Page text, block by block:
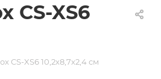
CS-XS6
XS6 10,2х8,7х2,4 см